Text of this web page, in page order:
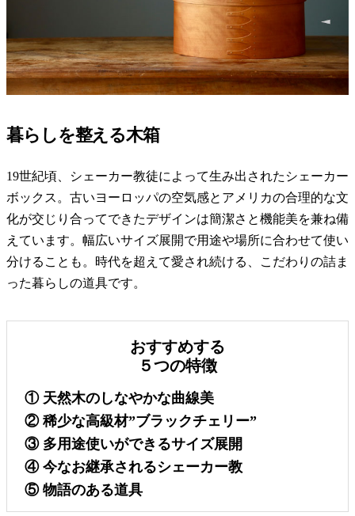
暮らしを整える木箱
19世紀頃、シェーカー教徒によって生み出されたシェーカー
ボックス。古いヨーロッパの空気感とアメリカの合理的な文
化が交じり合ってできたデザインは簡潔さと機能美を兼ね備
えています。幅広いサイズ展開で用途や場所に合わせて使い
分けることも。時代を超えて愛され続ける、こだわりの詰ま
った暮らしの道具です。
おすすめする
５つの特徴
① 天然木のしなやかな曲線美
② 稀少な高級材”ブラックチェリー”
③ 多用途使いができるサイズ展開
④ 今なお継承されるシェーカー教
⑤ 物語のある道具